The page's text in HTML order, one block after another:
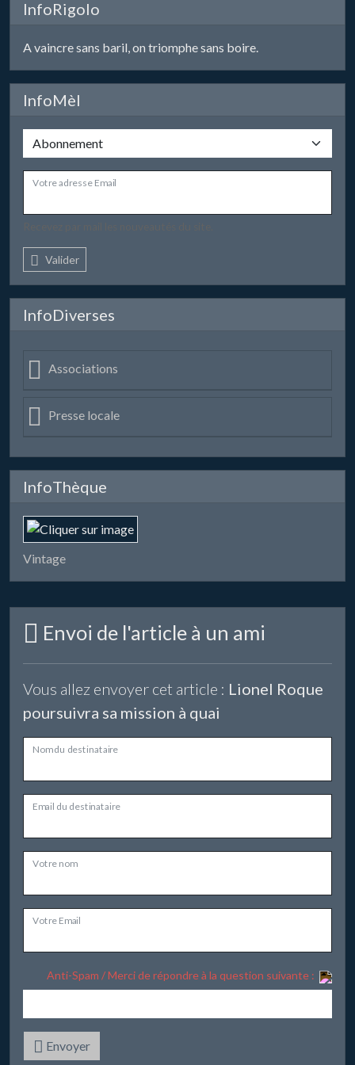
InfoRigolo
A vaincre sans baril, on triomphe sans boire.
InfoMèl
Votre adresse Email
Valider
InfoDiverses
Associations
Presse locale
InfoThèque
Vintage
Envoi de l'article à un ami
Vous allez envoyer cet article : Lionel Roque
poursuivra sa mission à quai
Nom du destinataire
Email du destinataire
Votre nom
Votre Email
Anti-Spam / Merci de répondre à la question suivante :
Envoyer